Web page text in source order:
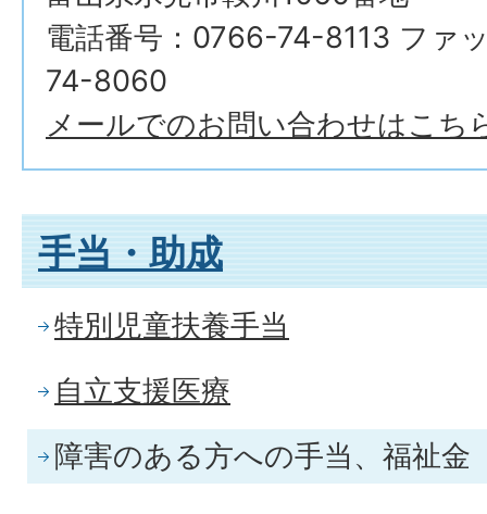
電話番号：0766-74-8113 ファ
74-8060
メールでのお問い合わせはこち
手当・助成
特別児童扶養手当
自立支援医療
障害のある方への手当、福祉金